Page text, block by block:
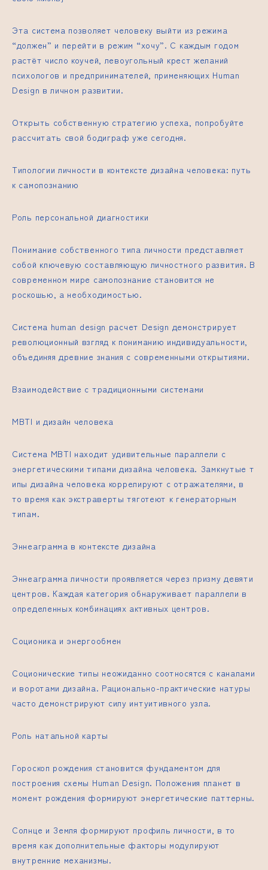
Эта система позволяет человеку выйти из режима
“должен” и перейти в режим “хочу”. С каждым годом
растёт число коучей, левоугольный крест желаний
психологов и предпринимателей, применяющих Human
Design в личном развитии.
Открыть собственную стратегию успеха, попробуйте
рассчитать свой бодиграф уже сегодня.
Типологии личности в контексте дизайна человека: путь
к самопознанию
Роль персональной диагностики
Понимание собственного типа личности представляет
собой ключевую составляющую личностного развития. В
современном мире самопознание становится не
роскошью, а необходимостью.
Система human design расчет Design демонстрирует
революционный взгляд к пониманию индивидуальности,
объединяя древние знания с современными открытиями.
Взаимодействие с традиционными системами
MBTI и дизайн человека
Система MBTI находит удивительные параллели с
энергетическими типами дизайна человека. Замкнутые т
ипы дизайна человека коррелируют с отражателями, в
то время как экстраверты тяготеют к генераторным
типам.
Эннеаграмма в контексте дизайна
Эннеаграмма личности проявляется через призму девяти
центров. Каждая категория обнаруживает параллели в
определенных комбинациях активных центров.
Соционика и энергообмен
Соционические типы неожиданно соотносятся с каналами
и воротами дизайна. Рационально-практические натуры
часто демонстрируют силу интуитивного узла.
Роль натальной карты
Гороскоп рождения становится фундаментом для
построения схемы Human Design. Положения планет в
момент рождения формируют энергетические паттерны.
Солнце и Земля формируют профиль личности, в то
время как дополнительные факторы модулируют
внутренние механизмы.